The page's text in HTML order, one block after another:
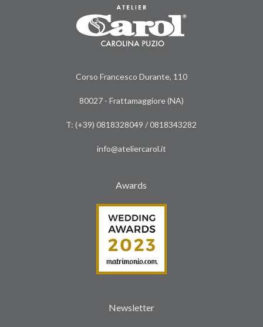
Corso Francesco Durante, 110
80027 - Frattamaggiore (NA)
T: (+39)0818328049/0818343282
info@ateliercarol.it
Awards
Newsletter